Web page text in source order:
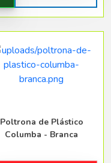
Poltrona de Plástico
Columba - Branca